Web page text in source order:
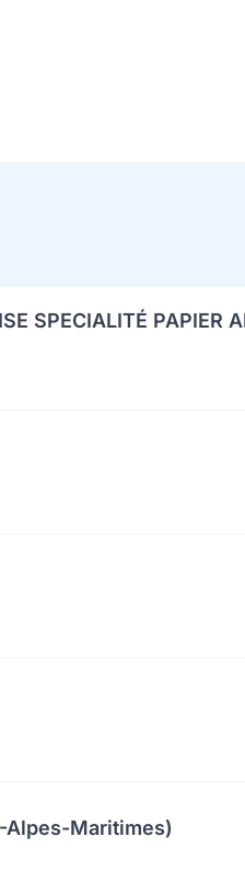
SPECIALITÉ PAPIER
Alpes-Maritimes)